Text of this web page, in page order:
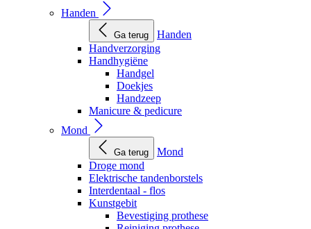
Handen
Ga terug
Handen
Handverzorging
Handhygiëne
Handgel
Doekjes
Handzeep
Manicure & pedicure
Mond
Ga terug
Mond
Droge mond
Elektrische tandenborstels
Interdentaal - flos
Kunstgebit
Bevestiging prothese